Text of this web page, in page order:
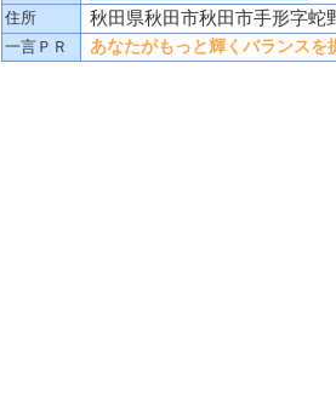
住所 秋田県秋田市秋田市手形字蛇
一言ＰＲ あなたがもっと輝くバランスを